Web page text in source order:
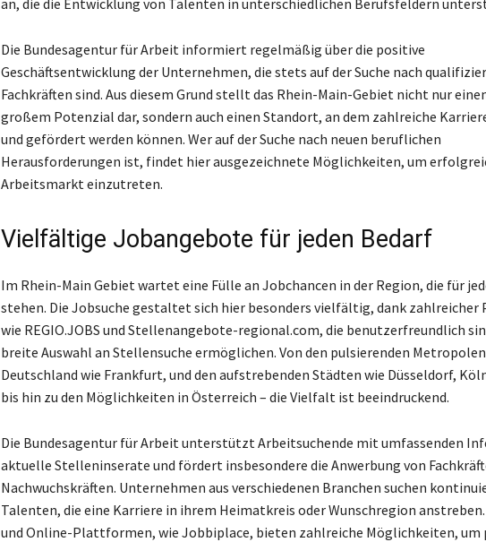
Die Bundesagentur für Arbeit informiert regelmäßig über die positive
Geschäftsentwicklung der Unternehmen, die stets auf der Suche nach
Fachkräften sind. Aus diesem Grund stellt das Rhein-Main-Gebiet nicht nur
großem Potenzial dar, sondern auch einen Standort, an dem zahlreiche
und gefördert werden können. Wer auf der Suche nach neuen beruflichen
Herausforderungen ist, findet hier ausgezeichnete Möglichkeiten, um
Arbeitsmarkt einzutreten.
Vielfältige Jobangebote für jeden Bedarf
Im Rhein-Main Gebiet wartet eine Fülle an Jobchancen in der Region, die für
stehen. Die Jobsuche gestaltet sich hier besonders vielfältig, dank
wie REGIO.JOBS und Stellenangebote-regional.com, die benutzerfreundlich
breite Auswahl an Stellensuche ermöglichen. Von den pulsierenden
Deutschland wie Frankfurt, und den aufstrebenden Städten wie Düsseldorf,
bis hin zu den Möglichkeiten in Österreich – die Vielfalt ist beeindruckend.
Die Bundesagentur für Arbeit unterstützt Arbeitsuchende mit umfassenden
aktuelle Stelleninserate und fördert insbesondere die Anwerbung von
Nachwuchskräften. Unternehmen aus verschiedenen Branchen suchen
Talenten, die eine Karriere in ihrem Heimatkreis oder Wunschregion
und Online-Plattformen, wie Jobbiplace, bieten zahlreiche Möglichkeiten, um